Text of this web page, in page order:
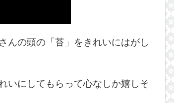
んの頭の「苔」をきれいにはがし
いにしてもらって心なしか嬉しそ